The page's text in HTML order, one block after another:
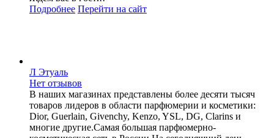
Подробнее Перейти на сайт
Л Этуаль
Нет отзывов
В наших магазинах представлены более десяти тысяч
товаров лидеров в области парфюмерии и косметики:
Dior, Guerlain, Givenchy, Kenzo, YSL, DG, Clarins и
многие другие.Самая большая парфюмерно-